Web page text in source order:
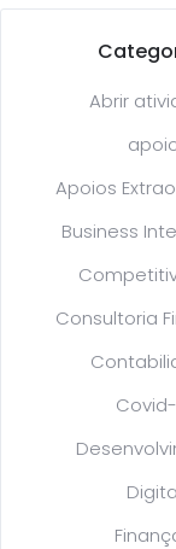
Abrir
Apoios
Business
Consultoria
Covid-